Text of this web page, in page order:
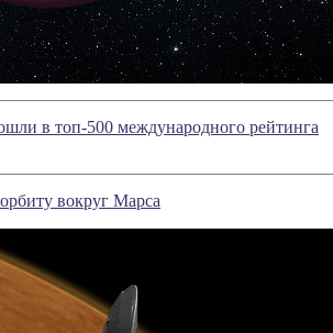
в топ-500 международного рейтинга
вокруг Марса